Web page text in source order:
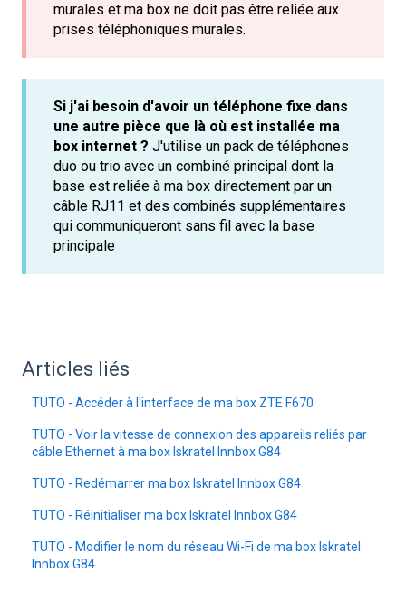
murales et ma box ne doit pas être reliée aux
prises téléphoniques murales.
Si j'ai besoin d'avoir un téléphone fixe dans
une autre pièce que là où est installée ma
box internet ? J'utilise un pack de téléphones
duo ou trio avec un combiné principal dont la
base est reliée à ma box directement par un
câble RJ11 et des combinés supplémentaires
qui communiqueront sans fil avec la base
principale
Articles liés
TUTO - Accéder à l'interface de ma box ZTE F670
TUTO - Voir la vitesse de connexion des appareils reliés par
câble Ethernet à ma box Iskratel Innbox G84
TUTO - Redémarrer ma box Iskratel Innbox G84
TUTO - Réinitialiser ma box Iskratel Innbox G84
TUTO - Modifier le nom du réseau Wi-Fi de ma box Iskratel
Innbox G84